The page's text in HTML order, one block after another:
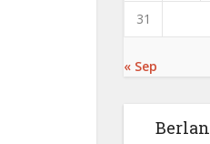
31
« Sep